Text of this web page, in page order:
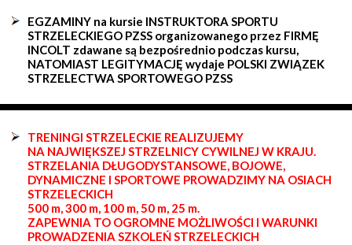
EGZAMINY na kursie INSTRUKTORA SPORTU
STRZELECKIEGO PZSS organizowanego przez FIRMĘ
INCOLT zdawane są bezpośrednio podczas kursu,
NATOMIAST LEGITYMACJĘ wydaje POLSKI ZWIĄZEK
STRZELECTWA SPORTOWEGO PZSS
TRENINGI STRZELECKIE REALIZUJEMY
NA NAJWIĘKSZEJ STRZELNICY CYWILNEJ W KRAJU.
STRZELANIA DŁUGODYSTANSOWE, BOJOWE,
DYNAMICZNE I SPORTOWE PROWADZIMY NA OSIACH
STRZELECKICH
500 m, 300 m, 100 m, 50 m, 25 m.
ZAPEWNIA TO OGROMNE MOŻLIWOŚCI I WARUNKI
PROWADZENIA SZKOLEŃ STRZELECKICH